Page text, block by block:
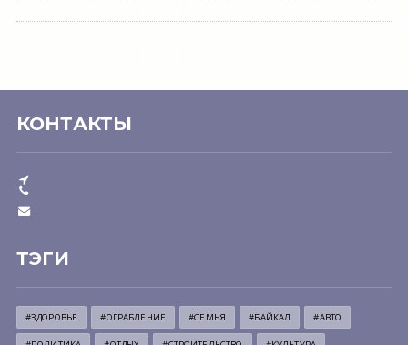
КОНТАКТЫ
ТЭГИ
#ЗДОРОВЬЕ #ОГРАБЛЕНИЕ #СЕМЬЯ #БАЙКАЛ #АВТО